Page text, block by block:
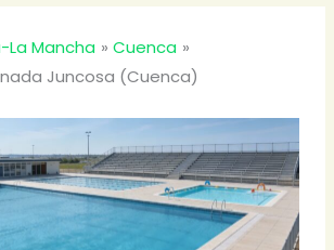
La Mancha
Cuenca
Juncosa (Cuenca)